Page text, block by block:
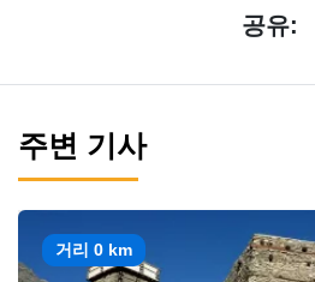
공유:
주변 기사
거리 0 km